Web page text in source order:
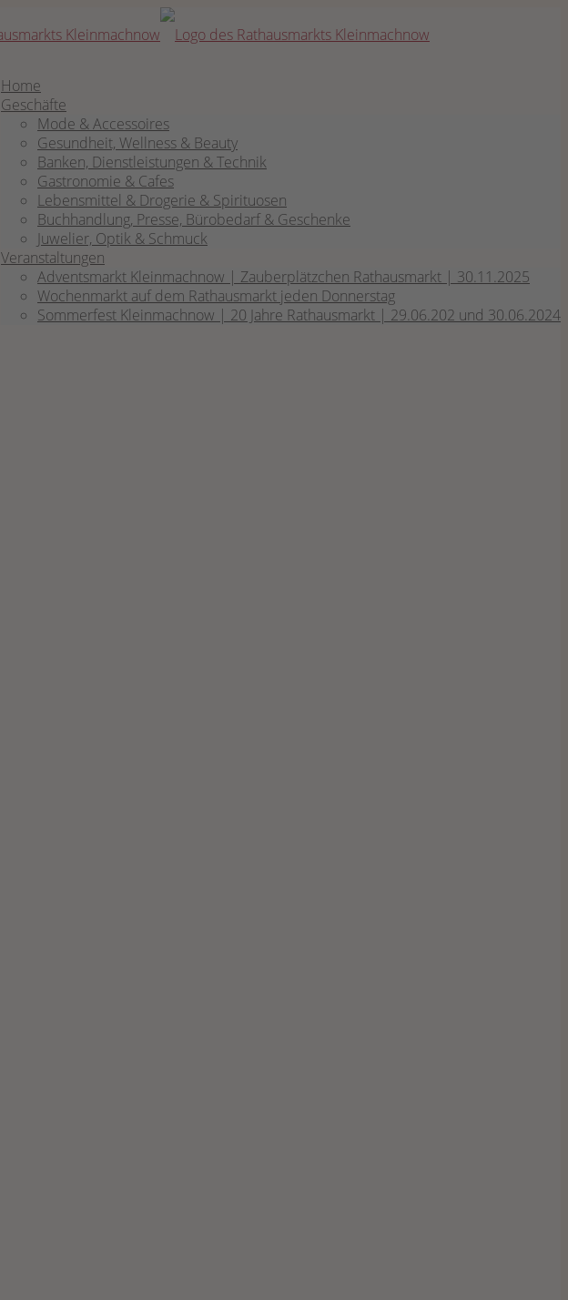
Home
Geschäf­te
Mode & Accessoires
Gesund­heit, Well­ness & Beauty
Ban­ken, Dienst­leis­tun­gen & Technik
Gas­tro­no­mie & Cafes
Lebens­mit­tel & Dro­ge­rie & Spirituosen
Buch­hand­lung, Pres­se, Büro­be­darf & Geschenke
Juwe­lier, Optik & Schmuck
Ver­an­stal­tun­gen
Advents­markt Klein­mach­now | Zau­ber­plätz­chen Rat­haus­markt | 30.11.2025
Wochen­markt auf dem Rat­haus­markt jeden Donnerstag
Som­mer­fest Klein­mach­now | 20 Jah­re Rat­haus­markt | 29.06.202 und 30.06.2024